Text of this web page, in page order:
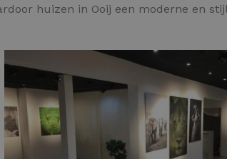
huizen in Ooij een moderne en